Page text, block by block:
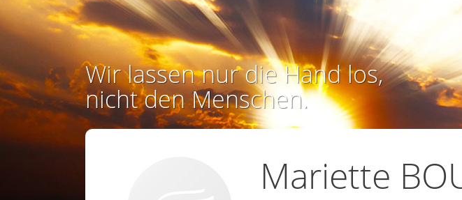
Wir lassen nur die Hand los,
nicht den Menschen.
Mariette